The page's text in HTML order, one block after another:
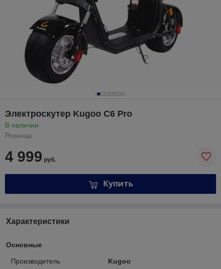
Электроскутер Kugoo C6 Pro
В наличии
Розница
4 999 руб.
Купить
Характеристики
Основные
Производитель
Kugoo